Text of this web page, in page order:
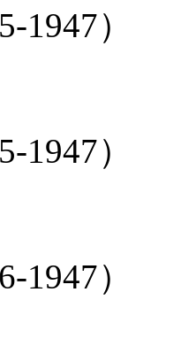
1947）
1947）
）